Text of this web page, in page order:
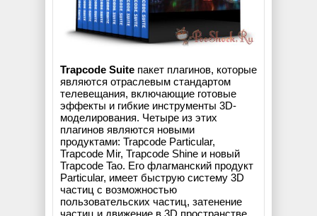
Trapcode Suite пакет плагинов, которые
являются отраслевым стандартом
телевещания, включающие готовые
эффекты и гибкие инструменты 3D-
моделирования. Четыре из этих
плагинов являются новыми
продуктами: Trapcode Particular,
Trapcode Mir, Trapcode Shine и новый
Trapcode Tao. Его флагманский продукт
Particular, имеет быструю систему 3D
частиц с возможностью
пользовательских частиц, затенение